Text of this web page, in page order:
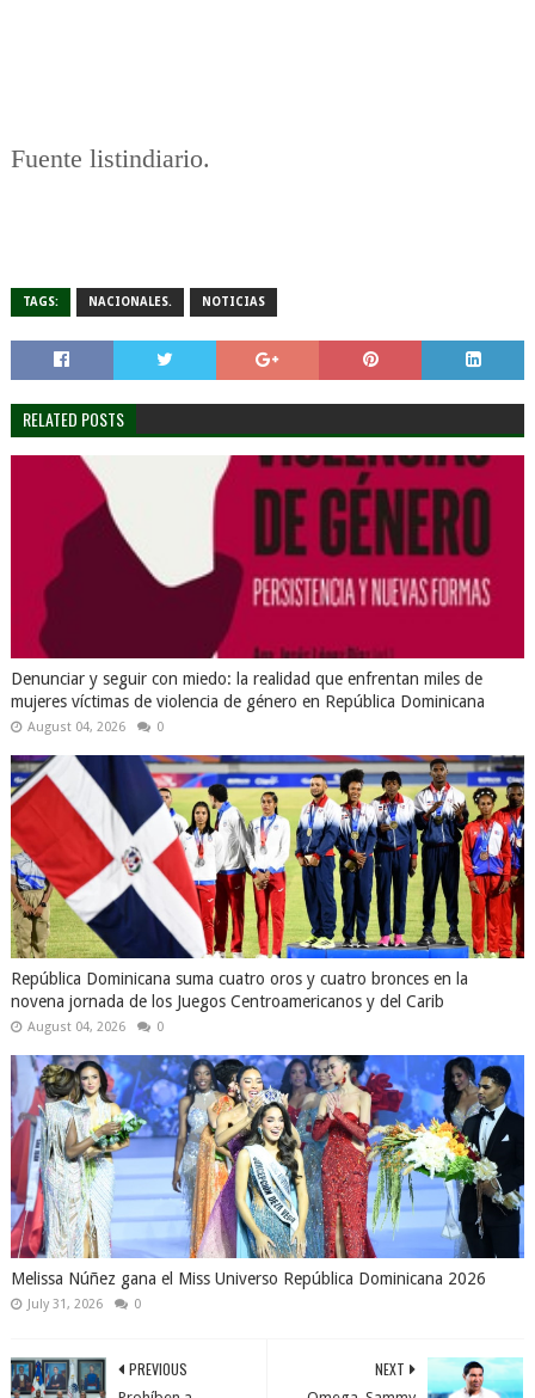
Fuente listindiario.
TAGS: NACIONALES. NOTICIAS
RELATED POSTS
Denunciar y seguir con miedo: la realidad que enfrentan miles de
mujeres víctimas de violencia de género en República Dominicana
August 04, 2026 0
República Dominicana suma cuatro oros y cuatro bronces en la
novena jornada de los Juegos Centroamericanos y del Carib
August 04, 2026 0
Melissa Núñez gana el Miss Universo República Dominicana 2026
July 31, 2026 0
NEXT
PREVIOUS